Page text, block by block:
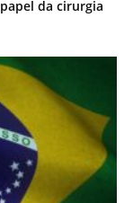
da cirurgia